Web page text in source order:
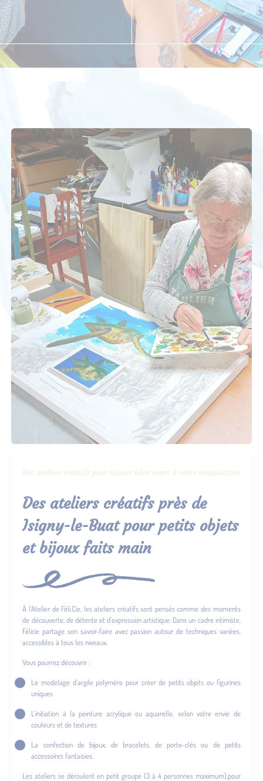
Des ateliers créatifs pour laisser libre cours à votre imagination
Des ateliers créatifs près de
Isigny-le-Buat pour petits objets
et bijoux faits main
À l’Atelier de Féli.Cie, les ateliers créatifs sont pensés comme des moments
de découverte, de détente et d’expression artistique. Dans un cadre intimiste,
Félicie partage son savoir-faire avec passion autour de techniques variées,
accessibles à tous les niveaux.
Vous pourrez découvrir :
Le modelage d’argile polymère pour créer de petits objets ou figurines
uniques
L’initiation à la peinture acrylique ou aquarelle, selon votre envie de
couleurs et de textures
La confection de bijoux, de bracelets, de porte-clés ou de petits
accessoires fantaisies
Les ateliers se déroulent en petit groupe (3 à 4 personnes maximum),pour